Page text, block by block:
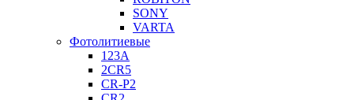
SONY
VARTA
Фотолитиевые
123A
2CR5
CR-P2